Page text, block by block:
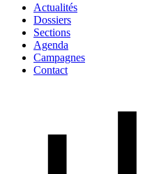
Actualités
Dossiers
Sections
Agenda
Campagnes
Contact